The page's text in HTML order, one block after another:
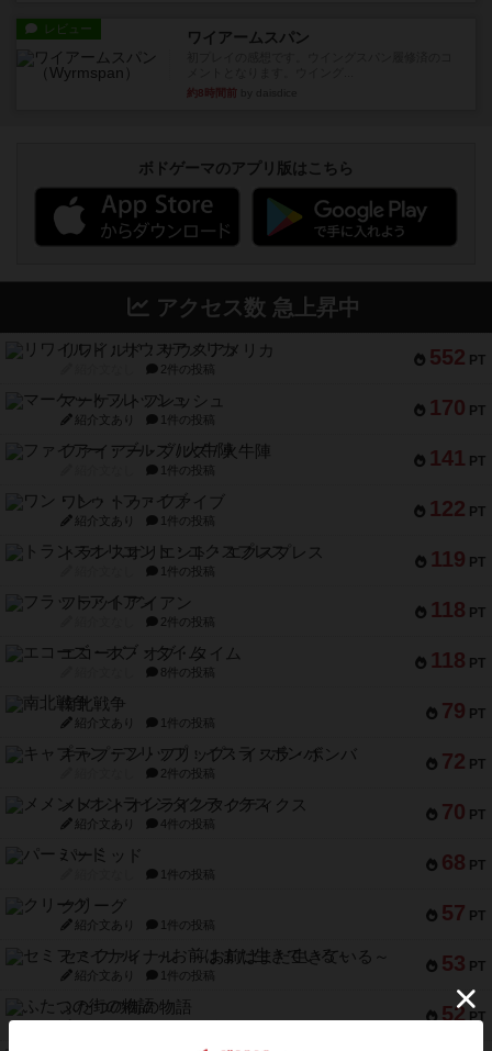
レビュー ワイアームスパン
約8時間前
ボドゲーマのアプリ版はこちら
アクセス数 急上昇中
552 PT
リワイルド：サウスアメリカ
2件の投稿
170 PT
マーケットフレッシュ
紹介文あり 1件の投稿
141 PT
ファイアー・ブルズ / 火牛陣
1件の投稿
122 PT
ワン・トゥ・ファイブ
紹介文あり 1件の投稿
119 PT
トランスオリエント・エクスプレス
1件の投稿
118 PT
フラットアイアン
2件の投稿
118 PT
エコーズ・オブ・タイム
8件の投稿
79 PT
南北戦争
紹介文あり 1件の投稿
72 PT
キャプテン・フリップ：イスラ・ボンバ
2件の投稿
70 PT
メメントオンラインタクティクス
紹介文あり 4件の投稿
68 PT
パーミッド
1件の投稿
57 PT
クリーグ
紹介文あり 1件の投稿
53 PT
セミファイナル ～お前はまだ生きている～
紹介文あり 1件の投稿
52 PT
ふたつの街の物語